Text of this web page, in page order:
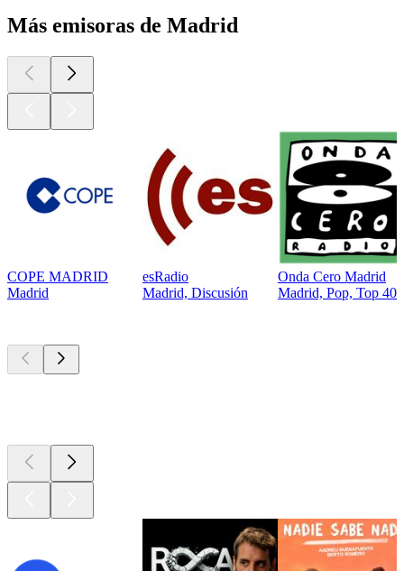
Más emisoras de Madrid
COPE MADRID
Madrid
esRadio
Madrid, Discusión
Onda Cero Madrid
Madrid, Pop, Top 40